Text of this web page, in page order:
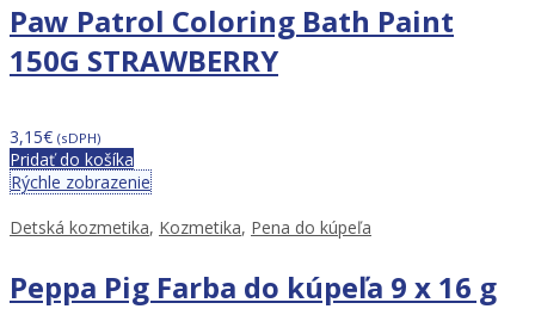
Paw Patrol Coloring Bath Paint
150G STRAWBERRY
3,15€ (sDPH)
Pridať do košíka
Rýchle zobrazenie
Detská kozmetika, Kozmetika, Pena do kúpeľa
Peppa Pig Farba do kúpeľa 9 x 16 g